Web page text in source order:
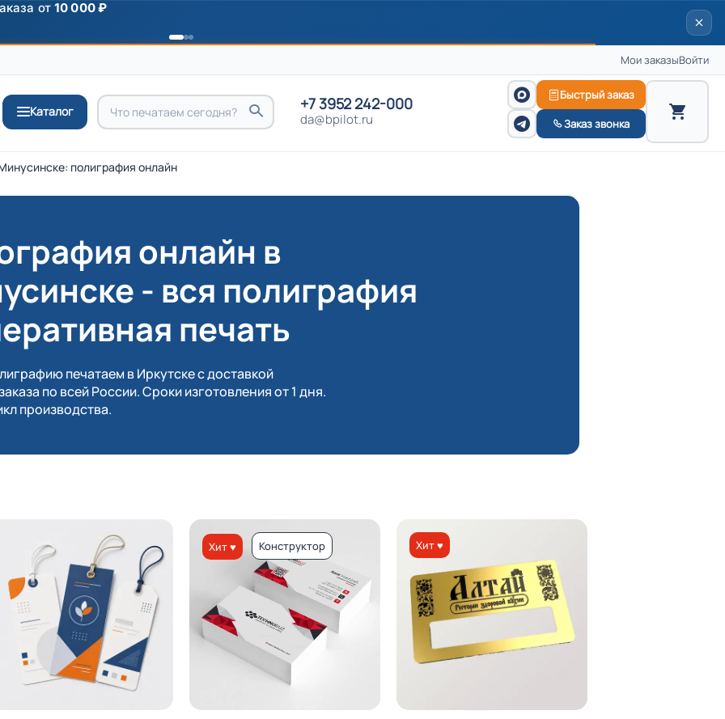
ПРИВЕТ
Мои заказыВойти
Каталог +7 3952 242-000
da@bpilot.ru
Быстрый заказ
Заказ звонка
полиграфия онлайн
онлайн в
- вся полиграфия
печать
печатаем в Иркутске с доставкой
по всей России. Сроки изготовления от 1 дня.
производства.
Хит ♥ Конструктор Хит ♥